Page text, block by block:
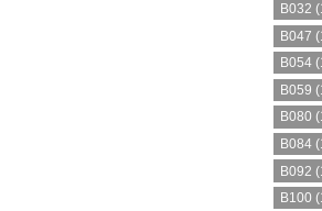
B032
B047
B054
B059
B080
B084
B092
B100